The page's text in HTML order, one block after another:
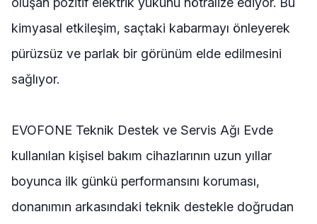
kimyasal etkileşim, saçtaki kabarmayı önleyerek
pürüzsüz ve parlak bir görünüm elde edilmesini
sağlıyor.
EVOFONE Teknik Destek ve Servis Ağı Evde
kullanılan kişisel bakım cihazlarının uzun yıllar
boyunca ilk günkü performansını koruması,
donanımın arkasındaki teknik destekle doğrudan